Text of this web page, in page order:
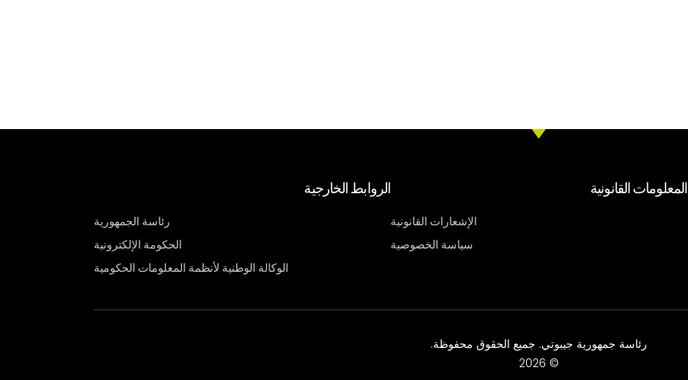
المعلومات القانونية
الإشعارات القانونية
سياسة الخصوصية
الروابط الخارجية
رئاسة الجمهورية
الحكومة الإلكترونية
الوكالة الوطنية لأنظمة المعلومات الحكومية
رئاسة جمهورية جيبوتي. جميع الحقوق محفوظة.
© 2026